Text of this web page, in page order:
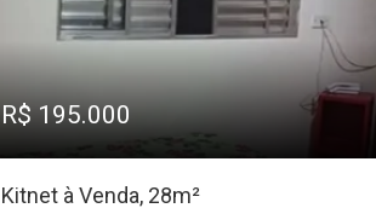
R$ 195.000
Kitnet à Venda, 28m²